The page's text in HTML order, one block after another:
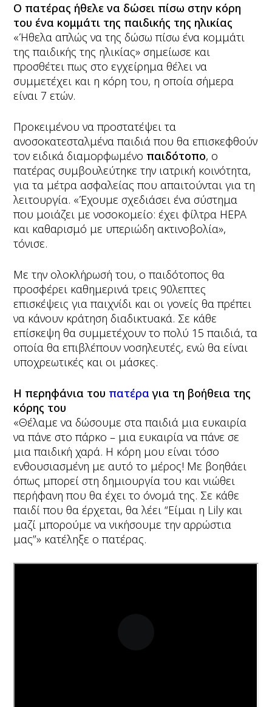
Ο πατέρας ήθελε να δώσει πίσω στην κόρη
του ένα κομμάτι της παιδικής της ηλικίας
«Ήθελα απλώς να της δώσω πίσω ένα κομμάτι
της παιδικής της ηλικίας» σημείωσε και
προσθέτει πως στο εγχείρημα θέλει να
συμμετέχει και η κόρη του, η οποία σήμερα
είναι 7 ετών.
Προκειμένου να προστατέψει τα
ανοσοκατεσταλμένα παιδιά που θα επισκεφθούν
τον ειδικά διαμορφωμένο παιδότοπο, ο
πατέρας συμβουλεύτηκε την ιατρική κοινότητα,
για τα μέτρα ασφαλείας που απαιτούνται για τη
λειτουργία. «Έχουμε σχεδιάσει ένα σύστημα
που μοιάζει με νοσοκομείο: έχει φίλτρα HEPA
και καθαρισμό με υπεριώδη ακτινοβολία»,
τόνισε.
Με την ολοκλήρωσή του, ο παιδότοπος θα
προσφέρει καθημερινά τρεις 90λεπτες
επισκέψεις για παιχνίδι και οι γονείς θα πρέπει
να κάνουν κράτηση διαδικτυακά. Σε κάθε
επίσκεψη θα συμμετέχουν το πολύ 15 παιδιά, τα
οποία θα επιβλέπουν νοσηλευτές, ενώ θα είναι
υποχρεωτικές και οι μάσκες.
Η περηφάνια του πατέρα για τη βοήθεια της
κόρης του
«Θέλαμε να δώσουμε στα παιδιά μια ευκαιρία
να πάνε στο πάρκο – μια ευκαιρία να πάνε σε
μια παιδική χαρά. Η κόρη μου είναι τόσο
ενθουσιασμένη με αυτό το μέρος! Με βοηθάει
όπως μπορεί στη δημιουργία του και νιώθει
περήφανη που θα έχει το όνομά της. Σε κάθε
παιδί που θα έρχεται, θα λέει “Είμαι η Lily και
μαζί μπορούμε να νικήσουμε την αρρώστια
μας”» κατέληξε ο πατέρας.